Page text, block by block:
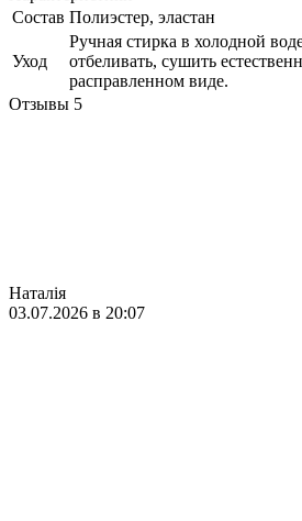
Состав Полиэстер, эластан
Уход
Ручная стирка в холодной
отбеливать, сушить
расправленном виде.
Отзывы 5
Наталія
03.07.2026 в 20:07